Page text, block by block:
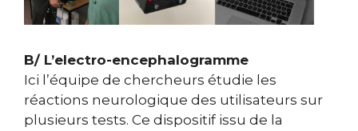
B/ L’electro-encephalogramme
Ici l’équipe de chercheurs étudie les
réactions neurologique des utilisateurs sur
plusieurs tests. Ce dispositif issu de la